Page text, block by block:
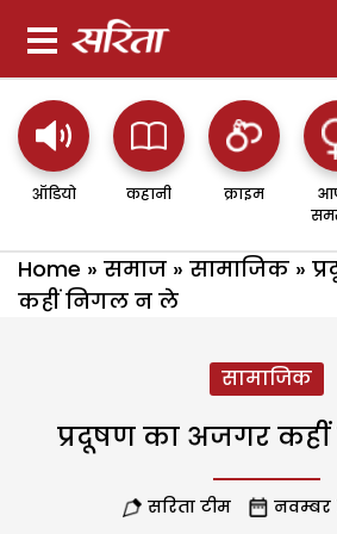
ऑडियो कहानी क्राइम
Home » समाज » सामाजिक »
कहीं निगल न ले
सामाजिक
प्रदूषण का अजगर
सरिता टीम नवम्बर